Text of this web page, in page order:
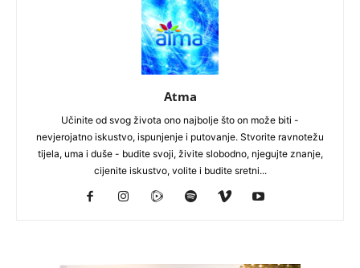
Atma
Učinite od svog života ono najbolje što on može biti -
nevjerojatno iskustvo, ispunjenje i putovanje. Stvorite ravnotežu
tijela, uma i duše - budite svoji, živite slobodno, njegujte znanje,
cijenite iskustvo, volite i budite sretni...